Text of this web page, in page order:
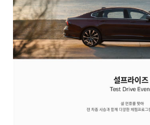
이벤트
서비스